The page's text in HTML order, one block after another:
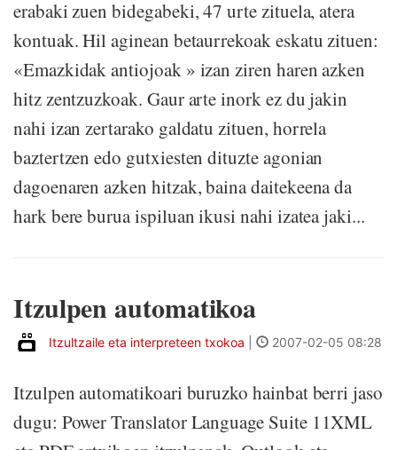
erabaki zuen bidegabeki, 47 urte zituela, atera
kontuak. Hil aginean betaurrekoak eskatu zituen:
«Emazkidak antiojoak » izan ziren haren azken
hitz zentzuzkoak. Gaur arte inork ez du jakin
nahi izan zertarako galdatu zituen, horrela
baztertzen edo gutxiesten dituzte agonian
dagoenaren azken hitzak, baina daitekeena da
hark bere burua ispiluan ikusi nahi izatea jaki...
Itzulpen automatikoa
Itzultzaile eta interpreteen txokoa 2007-02-05 08:28
Itzulpen automatikoari buruzko hainbat berri jaso
dugu: Power Translator Language Suite 11XML